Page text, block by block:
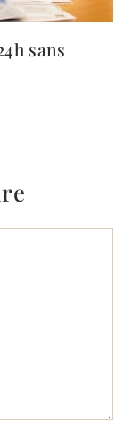
sans